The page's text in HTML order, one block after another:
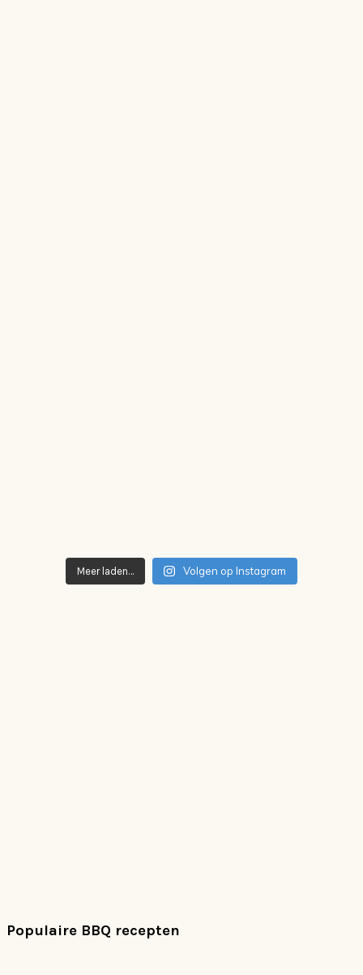
Meer laden… Volgen op Instagram
Populaire BBQ recepten